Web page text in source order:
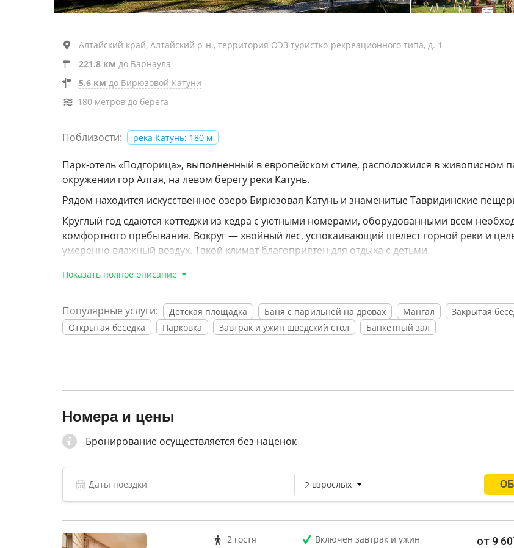
Алтайский край, Алтайский р-н., территория ОЭЗ туристко-рекреационного типа, д. 1
221.8 км до Барнаула
5.6 км до Бирюзовой Катуни
180 метров до берега
Поблизости: река Катунь: 180 м
Парк-отель «Подгорица», выполненный в европейском стиле, расположился в живописном
окружении гор Алтая, на левом берегу реки Катунь.
Рядом находится искусственное озеро Бирюзовая Катунь и знаменитые Тавридинские
Круглый год сдаются коттеджи из кедра с уютными номерами, оборудованными всем
комфортного пребывания. Вокруг — хвойный лес, успокаивающий шелест горной реки и
умеренно влажный воздух. Такой климат благоприятен для отдыха с детьми.
На территории вы найдёте удивительный парк деревянных скульптур, выполненных
энергетикой целебных камней.
Вы также сможете отправиться на экскурсии и посетить такие достопримечательности как
озеро», «Манжерок», «Чуйский Тракт», «Тавридинские пещеры», «Чемальская ГЭС» и «Тёплое
Показать полное описание
Популярные услуги: Детская площадка Баня с парильней на дровах Мангал
Закрытая
Открытая беседка
Парковка Завтрак и ужин шведский стол Банкетный зал
Номера и цены
Бронирование осуществляется без наценок
2 гостя
Включен завтрак и ужин
от 9